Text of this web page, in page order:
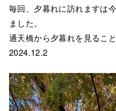
毎回、夕暮れに訪れますは
ました。
通天橋から夕暮れを見るこ
2024.12.2